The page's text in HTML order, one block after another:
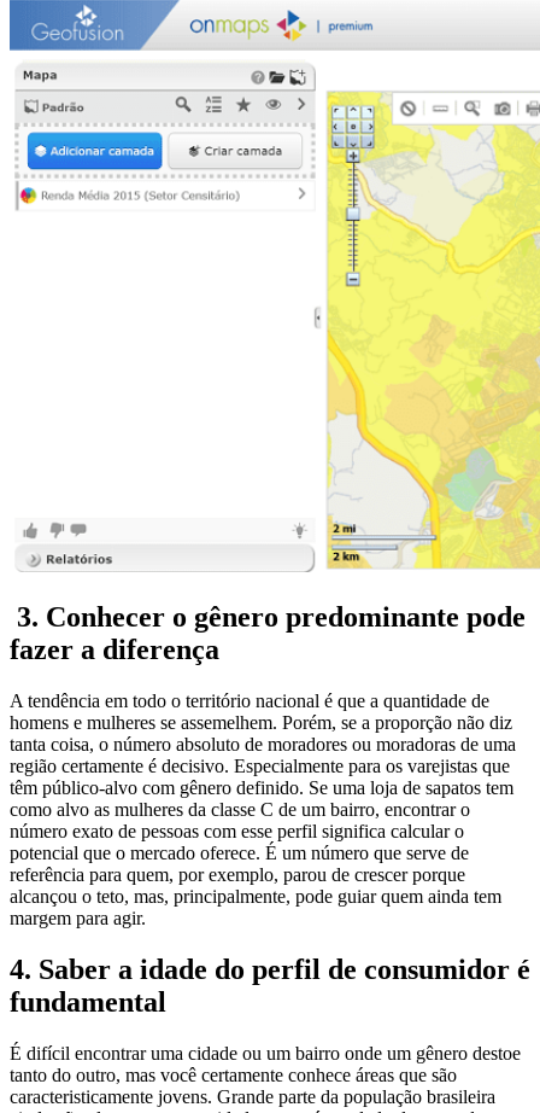
3. Conhecer o gênero predominante pode
fazer a diferença
A tendência em todo o território nacional é que a quantidade de
homens e mulheres se assemelhem. Porém, se a proporção não diz
tanta coisa, o número absoluto de moradores ou moradoras de uma
região certamente é decisivo. Especialmente para os varejistas que
têm público-alvo com gênero definido. Se uma loja de sapatos tem
como alvo as mulheres da classe C de um bairro, encontrar o
número exato de pessoas com esse perfil significa calcular o
potencial que o mercado oferece. É um número que serve de
referência para quem, por exemplo, parou de crescer porque
alcançou o teto, mas, principalmente, pode guiar quem ainda tem
margem para agir.
4. Saber a idade do perfil de consumidor é
fundamental
É difícil encontrar uma cidade ou um bairro onde um gênero destoe
tanto do outro, mas você certamente conhece áreas que são
caracteristicamente jovens. Grande parte da população brasileira